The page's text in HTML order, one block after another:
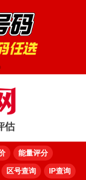
能量评分
区号查询 IP查询